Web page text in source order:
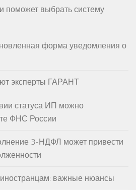
выбрать систему
форма уведомления о
эксперты ГАРАНТ
статуса ИП можно
ФНС России
3-НДФЛ может привести
важные нюансы